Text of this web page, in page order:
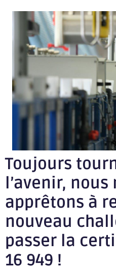
Toujours
l’avenir, nous
apprêtons à
nouveau
passer la
16 949 !